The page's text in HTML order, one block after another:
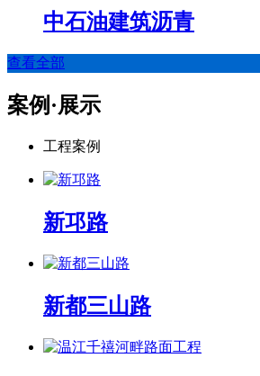
中石油建筑沥青
查看全部
案例·展示
工程案例
新邛路
新都三山路